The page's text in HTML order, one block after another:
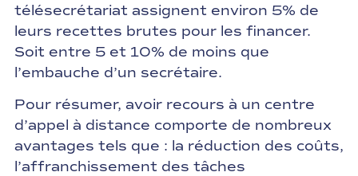
télésecrétariat assignent environ 5% de
leurs recettes brutes pour les financer.
Soit entre 5 et 10% de moins que
l’embauche d’un secrétaire.
Pour résumer, avoir recours à un centre
d’appel à distance comporte de nombreux
avantages tels que : la réduction des coûts,
l’affranchissement des tâches